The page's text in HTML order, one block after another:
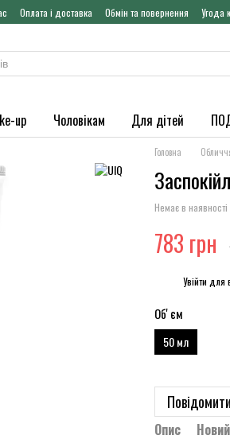
Оплата і доставка Обмін та повернення Угода
up Чоловікам Для дітей
Головна
Немає в наявності
783 грн
Увійти для
Обʼєм
50 мл
Опис